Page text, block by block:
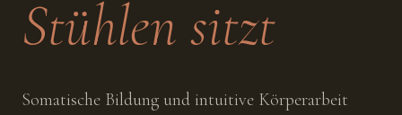
Stühlen sitzt
Somatische Bildung und intuitive Körperarbeit